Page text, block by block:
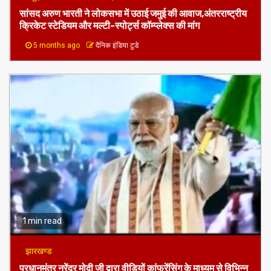
जमुई
​सांसद अरुण भारती ने लोकसभा में उठाई जमुई की आवाज,अंतरराष्ट्रीय
क्रिकेट स्टेडियम और मल्टी-स्पोर्ट्स कॉम्प्लेक्स की मांग
1 min read